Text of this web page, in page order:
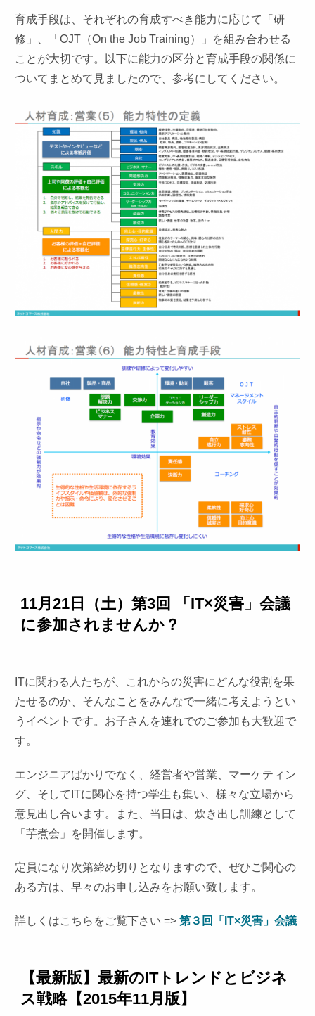
育成手段は、それぞれの育成すべき能力に応じて「研
修」、「OJT（On the Job Training）」を組み合わせる
ことが大切です。以下に能力の区分と育成手段の関係に
ついてまとめて見ましたので、参考にしてください。
11月21日（土）第3回 「IT×災害」会議
に参加されませんか？
ITに関わる人たちが、これからの災害にどんな役割を果
たせるのか、そんなことをみんなで一緒に考えようとい
うイベントです。お子さんを連れでのご参加も大歓迎で
す。
エンジニアばかりでなく、経営者や営業、マーケティン
グ、そしてITに関心を持つ学生も集い、様々な立場から
意見出し合います。また、当日は、炊き出し訓練として
「芋煮会」を開催します。
定員になり次第締め切りとなりますので、ぜひご関心の
ある方は、早々のお申し込みをお願い致します。
詳しくはこちらをご覧下さい => 第３回「IT×災害」会議
【最新版】最新のITトレンドとビジネ
ス戦略【2015年11月版】